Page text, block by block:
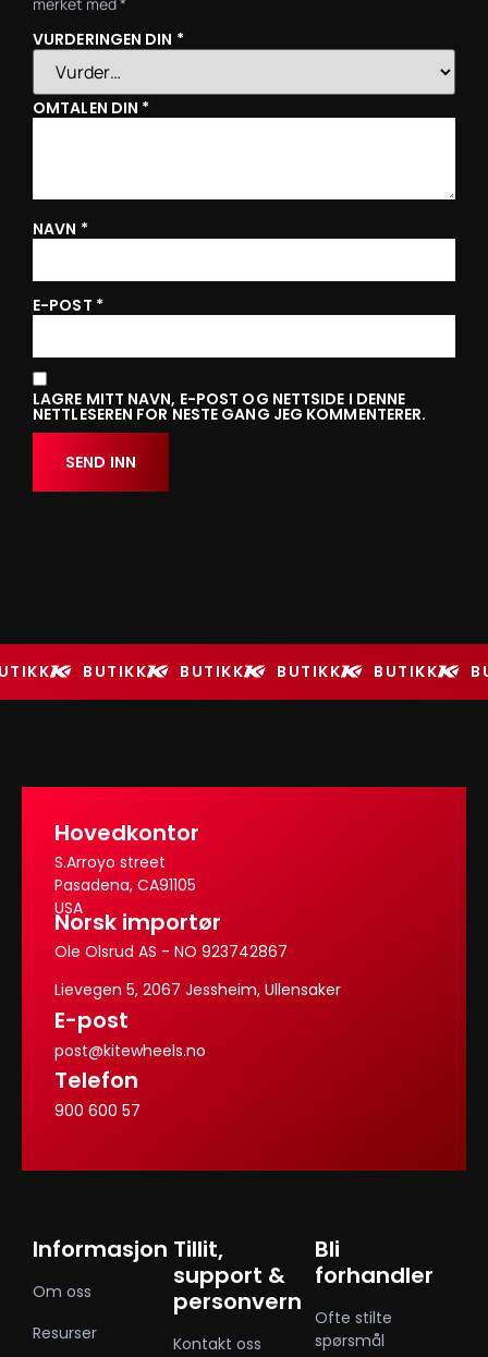
VURDERINGEN DIN *
OMTALEN DIN *
NAVN *
E-POST *
LAGRE MITT NAVN, E-POST OG NETTSIDE I DENNE
NETTLESEREN FOR NESTE GANG JEG KOMMENTERER.
BUTIKK BUTIKK BUTIKK BUTIKK
Hovedkontor
S.Arroyo street
Pasadena, CA91105
USA
Norsk importør
Ole Olsrud AS - NO 923742867
Lievegen 5, 2067 Jessheim, Ullensaker
E-post
post@kitewheels.no
Telefon
900 600 57
Informasjon
Om oss
Resurser
Tillit,
support &
personvern
Kontakt oss
Bli
forhandler
Ofte stilte
spørsmål